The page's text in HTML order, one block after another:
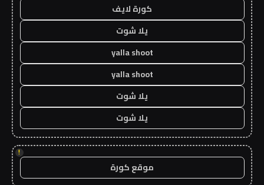
كورة لايف
يلا شوت
yalla shoot
yalla shoot
يلا شوت
يلا شوت
!
موقع كورة